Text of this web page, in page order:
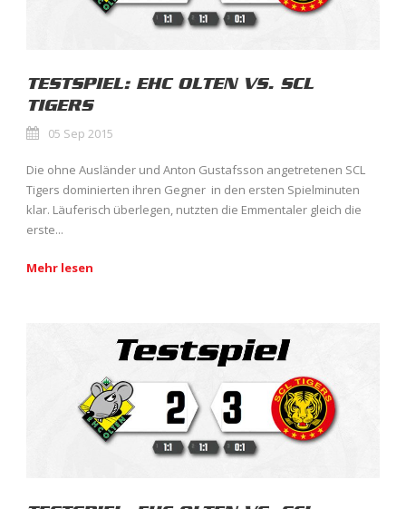
TESTSPIEL: EHC OLTEN VS. SCL
TIGERS
05 Sep 2015
Die ohne Ausländer und Anton Gustafsson angetretenen SCL
Tigers dominierten ihren Gegner in den ersten Spielminuten
klar. Läuferisch überlegen, nutzten die Emmentaler gleich die
erste...
Mehr lesen